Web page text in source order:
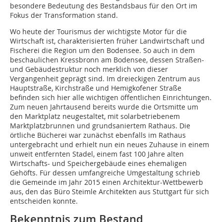
besondere Bedeutung des Bestandsbaus für den Ort im
Fokus der Transformation stand.
Wo heute der Tourismus der wichtigste Motor für die
Wirtschaft ist, charakterisierten früher Landwirtschaft und
Fischerei die Region um den Bodensee. So auch in dem
beschaulichen Kressbronn am Bodensee, dessen Straßen-
und Gebäudestruktur noch merklich von dieser
Vergangenheit geprägt sind. Im dreieckigen Zentrum aus
Hauptstraße, Kirchstraße und Hemigkofener Straße
befinden sich hier alle wichtigen öffentlichen Einrichtungen.
Zum neuen Jahrtausend bereits wurde die Ortsmitte um
den Marktplatz neugestaltet, mit solarbetriebenem
Marktplatzbrunnen und grundsaniertem Rathaus. Die
örtliche Bücherei war zunächst ebenfalls im Rathaus
untergebracht und erhielt nun ein neues Zuhause in einem
unweit entfernten Stadel, einem fast 100 Jahre alten
Wirtschafts- und Speichergebäude eines ehemaligen
Gehöfts. Für dessen umfangreiche Umgestaltung schrieb
die Gemeinde im Jahr 2015 einen Architektur-Wettbewerb
aus, den das Büro Steimle Architekten aus Stuttgart für sich
entscheiden konnte.